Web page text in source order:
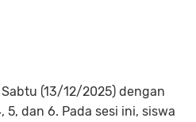
(13/12/2025) dengan
5, dan 6. Pada sesi ini, siswa